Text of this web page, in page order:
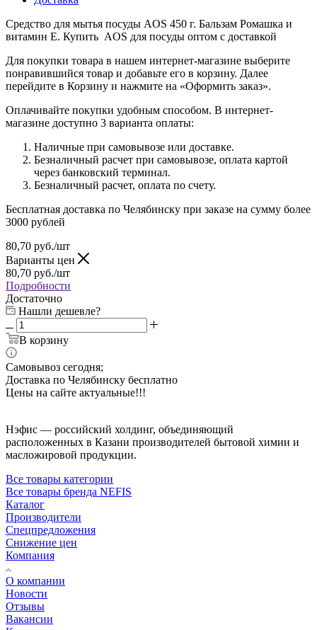
Средство для мытья посуды AOS 450 г. Бальзам Ромашка и
витамин Е. Купить AOS для посуды оптом с доставкой
Для покупки товара в нашем интернет-магазине выберите
понравившийся товар и добавьте его в корзину. Далее
перейдите в Корзину и нажмите на «Оформить заказ».
Оплачивайте покупки удобным способом. В интернет-
магазине доступно 3 варианта оплаты:
Наличные при самовывозе или доставке.
Безналичный расчет при самовывозе, оплата картой
через банковский терминал.
Безналичный расчет, оплата по счету.
Бесплатная доставка по Челябинску при заказе на сумму более
3000 рублей
80,70 руб./шт
Варианты цен
80,70 руб./шт
Подробности
Достаточно
Нашли дешевле?
В корзину
Самовывоз сегодня;
Доставка по Челябинску бесплатно
Цены на сайте актуальные!!!
Нэфис — российский холдинг, объединяющий
расположенных в Казани производителей бытовой химии и
масложировой продукции.
Все товары категории
Все товары бренда NEFIS
Каталог
Производители
Спецпредложения
Снижение цен
Компания
О компании
Новости
Отзывы
Вакансии